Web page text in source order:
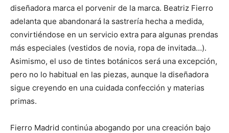
diseñadora marca el porvenir de la marca. Beatriz Fierro
adelanta que abandonará la sastrería hecha a medida,
convirtiéndose en un servicio extra para algunas prendas
más especiales (vestidos de novia, ropa de invitada…).
Asimismo, el uso de tintes botánicos será una excepción,
pero no lo habitual en las piezas, aunque la diseñadora
sigue creyendo en una cuidada confección y materias
primas.
Fierro Madrid continúa abogando por una creación bajo